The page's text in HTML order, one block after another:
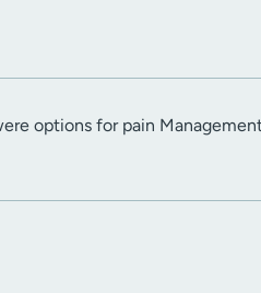
options for pain